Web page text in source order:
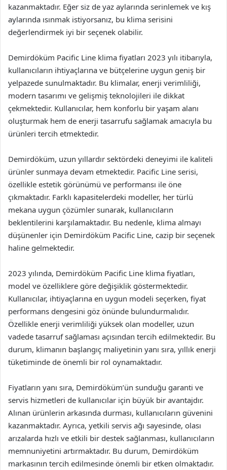
kazanmaktadır. Eğer siz de yaz aylarında serinlemek ve kış
aylarında ısınmak istiyorsanız, bu klima serisini
değerlendirmek iyi bir seçenek olabilir.
Demirdöküm Pacific Line klima fiyatları 2023 yılı itibarıyla,
kullanıcıların ihtiyaçlarına ve bütçelerine uygun geniş bir
yelpazede sunulmaktadır. Bu klimalar, enerji verimliliği,
modern tasarımı ve gelişmiş teknolojileri ile dikkat
çekmektedir. Kullanıcılar, hem konforlu bir yaşam alanı
oluşturmak hem de enerji tasarrufu sağlamak amacıyla bu
ürünleri tercih etmektedir.
Demirdöküm, uzun yıllardır sektördeki deneyimi ile kaliteli
ürünler sunmaya devam etmektedir. Pacific Line serisi,
özellikle estetik görünümü ve performansı ile öne
çıkmaktadır. Farklı kapasitelerdeki modeller, her türlü
mekana uygun çözümler sunarak, kullanıcıların
beklentilerini karşılamaktadır. Bu nedenle, klima almayı
düşünenler için Demirdöküm Pacific Line, cazip bir seçenek
haline gelmektedir.
2023 yılında, Demirdöküm Pacific Line klima fiyatları,
model ve özelliklere göre değişiklik göstermektedir.
Kullanıcılar, ihtiyaçlarına en uygun modeli seçerken, fiyat
performans dengesini göz önünde bulundurmalıdır.
Özellikle enerji verimliliği yüksek olan modeller, uzun
vadede tasarruf sağlaması açısından tercih edilmektedir. Bu
durum, klimanın başlangıç maliyetinin yanı sıra, yıllık enerji
tüketiminde de önemli bir rol oynamaktadır.
Fiyatların yanı sıra, Demirdöküm’ün sunduğu garanti ve
servis hizmetleri de kullanıcılar için büyük bir avantajdır.
Alınan ürünlerin arkasında durması, kullanıcıların güvenini
kazanmaktadır. Ayrıca, yetkili servis ağı sayesinde, olası
arızalarda hızlı ve etkili bir destek sağlanması, kullanıcıların
memnuniyetini artırmaktadır. Bu durum, Demirdöküm
markasının tercih edilmesinde önemli bir etken olmaktadır.